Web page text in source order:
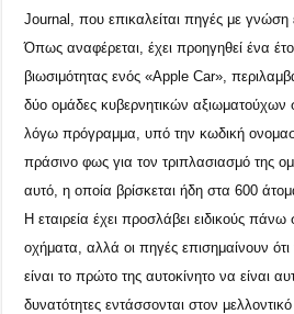
Journal,
που επικαλείται πηγές με γνώση
Όπως αναφέρεται, έχει προηγηθεί ένα
βιωσιμότητας ενός «Apple Car»,
δύο ομάδες κυβερνητικών αξιωματούχων
λόγω πρόγραμμα, υπό την κωδική
πράσινο φως για τον τριπλασιασμό της
αυτό, η οποία βρίσκεται ήδη στα 600
Η εταιρεία έχει προσλάβει ειδικούς
οχήματα, αλλά οι πηγές επισημαίνουν ότι
είναι το πρώτο της αυτοκίνητο να είναι
δυνατότητες εντάσσονται στον